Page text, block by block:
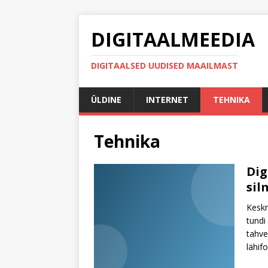
DIGITAALMEEDIA
DIGITAALSED UUDISED MAAILMAST
ÜLDINE INTERNET TEHNIKA
Tehnika
tundi